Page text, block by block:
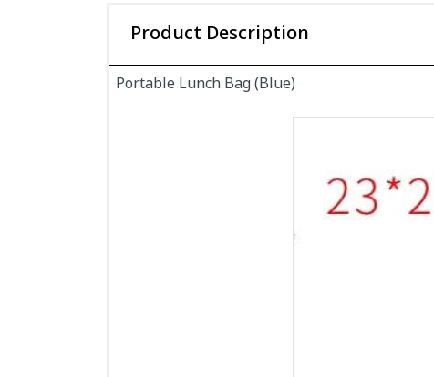
Product Description
Portable Lunch Bag (Blue)